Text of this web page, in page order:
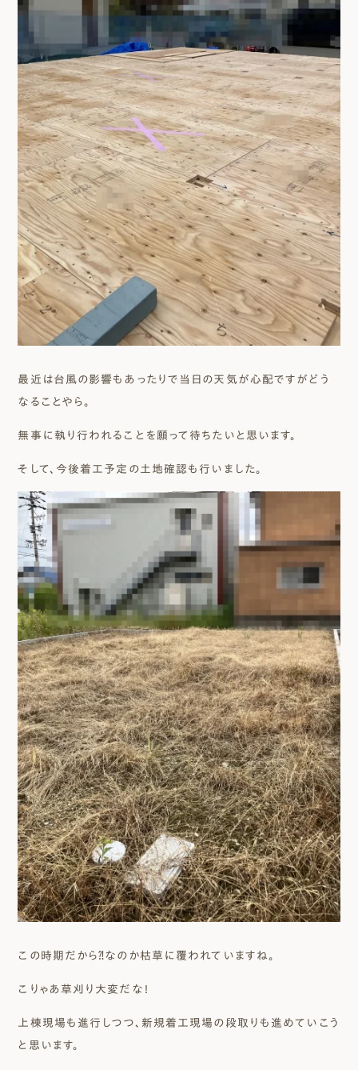
最近は台風の影響もあったりで当日の天気が心配ですがどう
なることやら。
無事に執り行われることを願って待ちたいと思います。
そして、今後着工予定の土地確認も行いました。
この時期だから⁈なのか枯草に覆われていますね。
こりゃあ草刈り大変だな！
上棟現場も進行しつつ、新規着工現場の段取りも進めていこう
と思います。